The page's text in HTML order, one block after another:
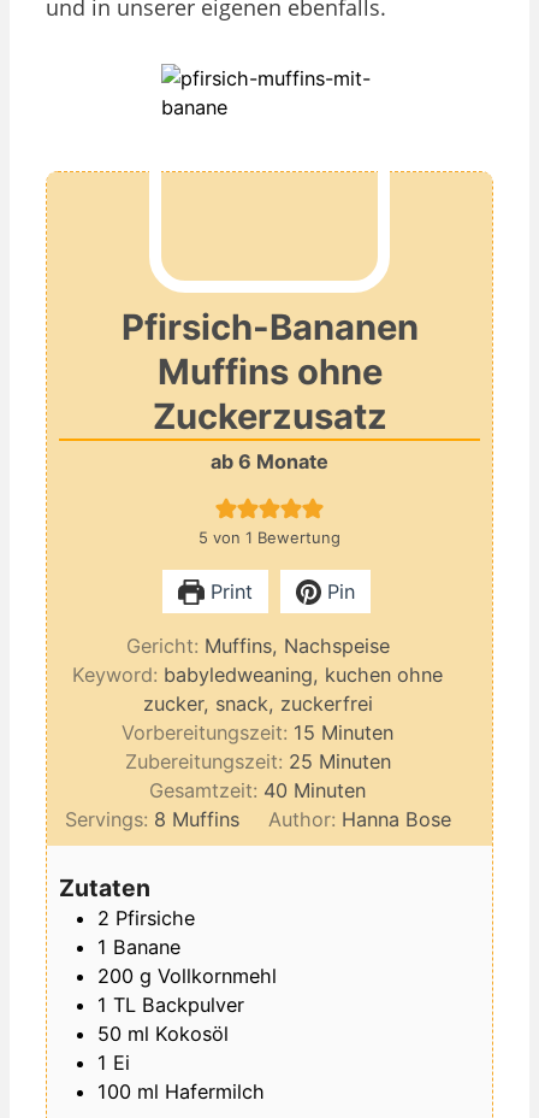
und in unserer eigenen ebenfalls.
Pfirsich-Bananen
Muffins ohne
Zuckerzusatz
ab 6 Monate
5 von 1 Bewertung
Print Pin
Gericht: Muffins, Nachspeise
Keyword: babyledweaning, kuchen ohne
zucker, snack, zuckerfrei
Vorbereitungszeit: 15 Minuten
Minuten
Zubereitungszeit: 25Minuten
Minuten
Gesamtzeit: 40 Minuten
Minuten
Servings: 8 Muffins Author: Hanna Bose
Zutaten
2 Pfirsiche
1 Banane
200 g Vollkornmehl
1 TL Backpulver
50 ml Kokosöl
1 Ei
100 ml Hafermilch